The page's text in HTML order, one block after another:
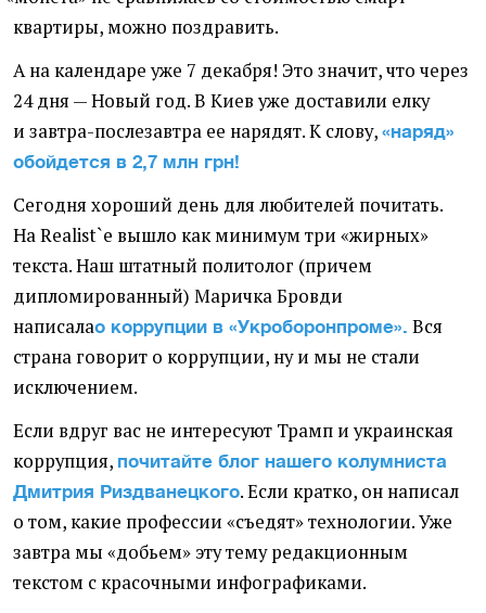
квартиры, можно поздравить.
А на календаре уже 7 декабря! Это значит, что через
24 дня — Новый год. В Киев уже доставили елку
и завтра-послезавтра ее нарядят. К слову, «наряд»
обойдется в 2,7 млн грн!
Сегодня хороший день для любителей почитать.
На Realist`е вышло как минимум три «жирных»
текста. Наш штатный политолог (причем
дипломированный) Маричка Бровди
написалао коррупции в «Укроборонпроме». Вся
страна говорит о коррупции, ну и мы не стали
исключением.
Если вдруг вас не интересуют Трамп и украинская
коррупция, почитайте блог нашего колумниста
Дмитрия Риздванецкого. Если кратко, он написал
о том, какие профессии «съедят» технологии. Уже
завтра мы «добьем» эту тему редакционным
текстом с красочными инфографиками.